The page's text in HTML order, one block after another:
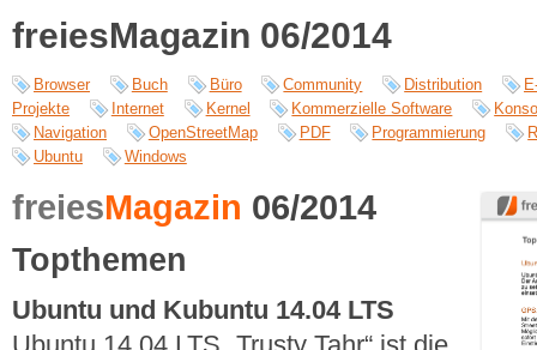
freiesMagazin 06/2014
Browser Buch Büro Community Distribution
Projekte
Internet Kernel Kommerzielle Software
Navigation
OpenStreetMap PDF Programmierung
Ubuntu
Windows
freiesMagazin 06/2014
Topthemen
Ubuntu und Kubuntu 14.04 LTS